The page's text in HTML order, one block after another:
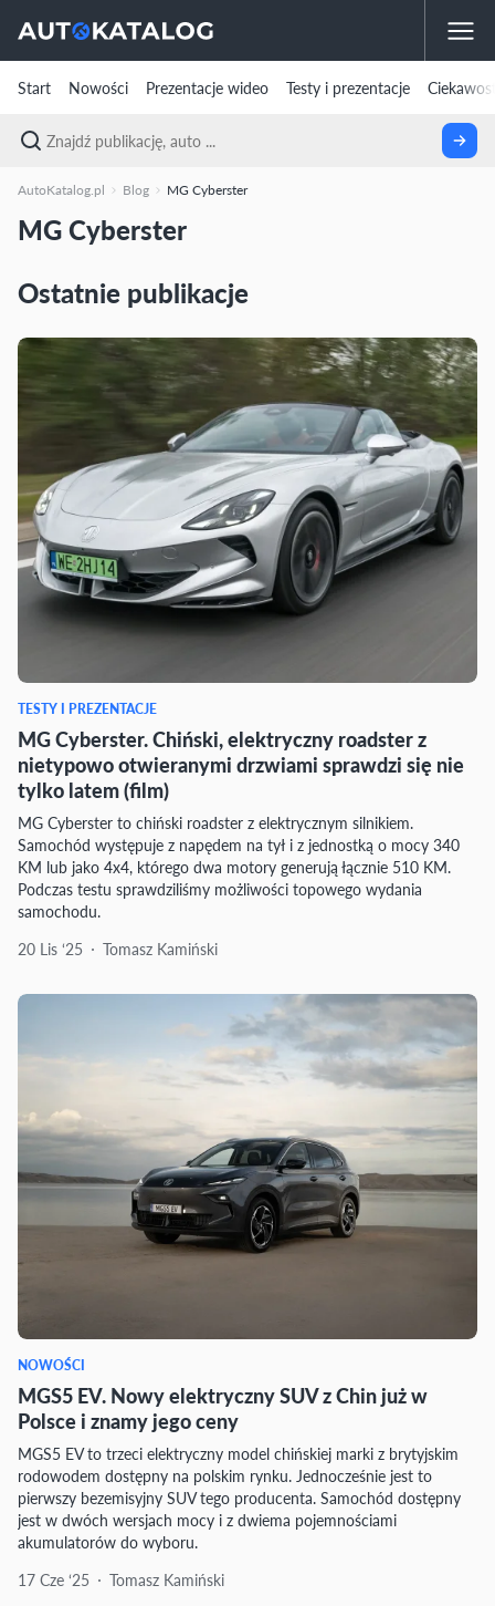
Start Nowości Prezentacje wideo Testy i prezentacje
AutoKatalog.pl Blog MG Cyberster
MG Cyberster
Ostatnie publikacje
TESTY I PREZENTACJE
MG Cyberster. Chiński, elektryczny roadster z
nietypowo otwieranymi drzwiami sprawdzi się nie
tylko latem (film)
MG Cyberster to chiński roadster z elektrycznym silnikiem.
Samochód występuje z napędem na tył i z jednostką o mocy 340
KM lub jako 4x4, którego dwa motory generują łącznie 510 KM.
Podczas testu sprawdziliśmy możliwości topowego wydania
samochodu.
20 Lis ‘25
Tomasz Kamiński
NOWOŚCI
MGS5 EV. Nowy elektryczny SUV z Chin już w
Polsce i znamy jego ceny
MGS5 EV to trzeci elektryczny model chińskiej marki z brytyjskim
rodowodem dostępny na polskim rynku. Jednocześnie jest to
pierwszy bezemisyjny SUV tego producenta. Samochód dostępny
jest w dwóch wersjach mocy i z dwiema pojemnościami
akumulatorów do wyboru.
17 Cze ‘25
Tomasz Kamiński